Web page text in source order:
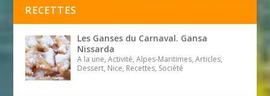
RECETTES
Les Ganses du Carnaval. Gansa
Nissarda
A la une, Activité, Alpes-Maritimes, Articles,
Dessert, Nice, Recettes, Société